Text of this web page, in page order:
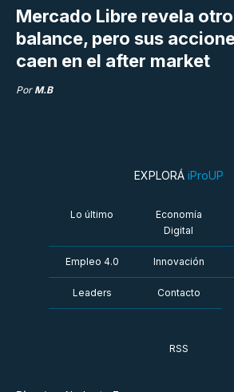
Mercado Libre revela
balance, pero sus
caen en el after market
Por M.B
EXPLORÁ iProUP
Lo último
Economía
Digital
Empleo 4.0 Innovación
Leaders Contacto
RSS